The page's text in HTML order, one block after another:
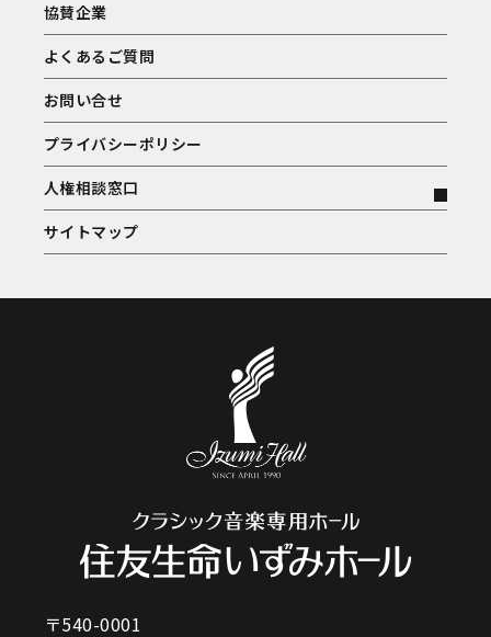
協賛企業
よくあるご質問
お問い合せ
プライバシーポリシー
人権相談窓口
サイトマップ
〒540-0001